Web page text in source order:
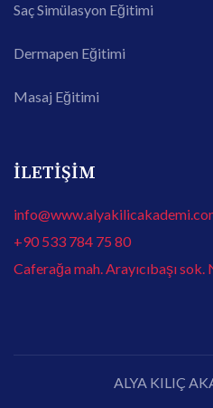
Saç Simülasyon Eğitimi
Dermapen Eğitimi
Masaj Eğitimi
İLETİŞİM
+90 533 784 75 80
Caferağa mah. Arayıcıbaşı
ALYA KILIÇ